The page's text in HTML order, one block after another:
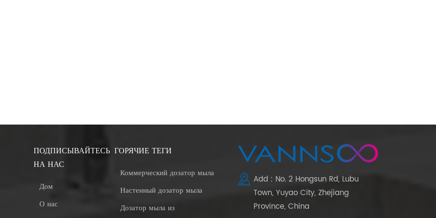
ПОДПИСЫВАЙТЕСЬ
НА НАС
Дом
О нас
ГОРЯЧИЕ ТЕГИ
Коммерческий дозатор мыла
Настенный дозатор мыла
Дозатор мыла из
Add : No. 2 Hongsun Rd, Lubu
Town, Yuyao City, Zhejiang
Province, China